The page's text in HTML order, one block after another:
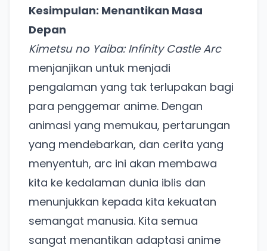
Kesimpulan: Menantikan Masa
Depan
Kimetsu no Yaiba: Infinity Castle Arc
menjanjikan untuk menjadi
pengalaman yang tak terlupakan bagi
para penggemar anime. Dengan
animasi yang memukau, pertarungan
yang mendebarkan, dan cerita yang
menyentuh, arc ini akan membawa
kita ke kedalaman dunia iblis dan
menunjukkan kepada kita kekuatan
semangat manusia. Kita semua
sangat menantikan adaptasi anime
Punya website SMM baru nih! Coba BulkFame
untuk pengalaman lebih baik.
pakai Zona Sosmed kapan saja.
Coba BulkFame
Lain kali saja